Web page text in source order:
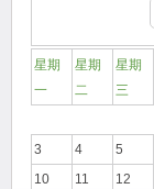
星期
一
星期
二
星期
三
3
4 5
10
11 12